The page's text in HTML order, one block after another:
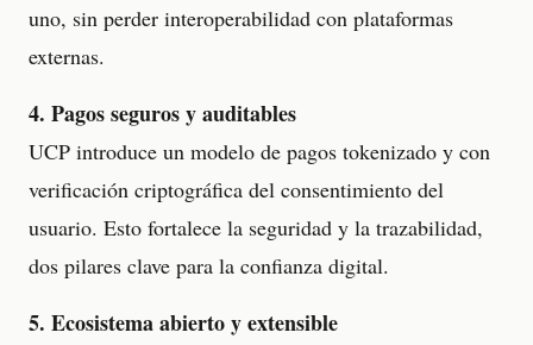
uno, sin perder interoperabilidad con plataformas
externas.
4. Pagos seguros y auditables
UCP introduce un modelo de pagos tokenizado y con
verificación criptográfica del consentimiento del
usuario. Esto fortalece la seguridad y la trazabilidad,
dos pilares clave para la confianza digital.
5. Ecosistema abierto y extensible